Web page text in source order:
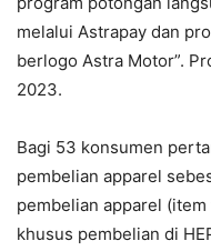
melalui Astrapay dan
berlogo Astra Motor”.
2023.
Bagi 53 konsumen
pembelian apparel
pembelian apparel
khusus pembelian di